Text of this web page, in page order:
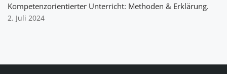
Kompetenzorientierter Unterricht: Methoden & Erklärung.
2. Juli 2024